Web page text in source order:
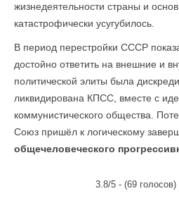
жизнедеятельности страны и
катастрофически усугубилось.
В период перестройки СССР
достойно ответить на внешние и
политической элиты была
ликвидирована КПСС, вместе с
коммунистического общества.
Союз пришёл к логическому
общечеловеческого
3.8/5 - (69 голосов)